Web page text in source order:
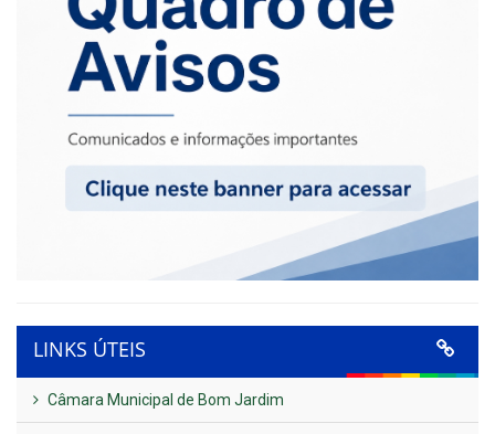
LINKS ÚTEIS
Câmara Municipal de Bom Jardim